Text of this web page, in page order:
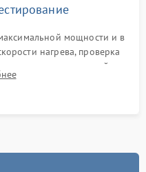
мощности и в
нагрева, проверка
достижении заданной
утечек тока.